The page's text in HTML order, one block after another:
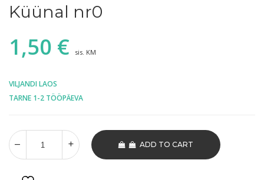
Küünal nr0
1,50 € sis. KM
VILJANDI LAOS
TARNE 1-2 TÖÖPÄEVA
ADD TO CART